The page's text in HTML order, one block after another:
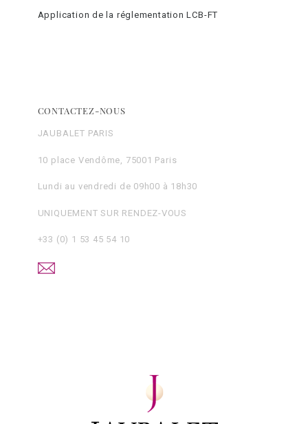
Application de la réglementation LCB-FT
CONTACTEZ-NOUS
JAUBALET PARIS
10 place Vendôme, 75001 Paris
Lundi au vendredi de 09h00 à 18h30
UNIQUEMENT SUR RENDEZ-VOUS
+33 (0) 1 53 45 54 10